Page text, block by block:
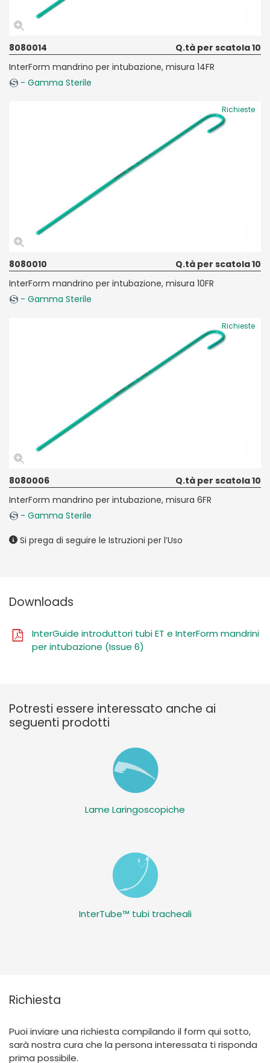
8080014
Q.tà per scatola 10
InterForm mandrino per intubazione, misura 14FR
- Gamma Sterile
Richieste
8080010
Q.tà per scatola 10
InterForm mandrino per intubazione, misura 10FR
- Gamma Sterile
Richieste
8080006
Q.tà per scatola 10
InterForm mandrino per intubazione, misura 6FR
- Gamma Sterile
Si prega di seguire le Istruzioni per l’Uso
Downloads
InterGuide introduttori tubi ET e InterForm mandrini
per intubazione (Issue 6)
Potresti essere interessato anche ai
seguenti prodotti
Lame Laringoscopiche
InterTube™ tubi tracheali
Richiesta
Puoi inviare una richiesta compilando il form qui sotto,
sarà nostra cura che la persona interessata ti risponda
prima possibile.